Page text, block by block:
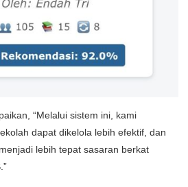
“Melalui sistem ini, kami
dapat dikelola lebih efektif, dan
lebih tepat sasaran berkat